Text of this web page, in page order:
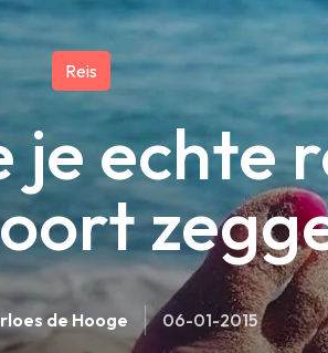
Reis
je echte
de Hooge 06-01-2015